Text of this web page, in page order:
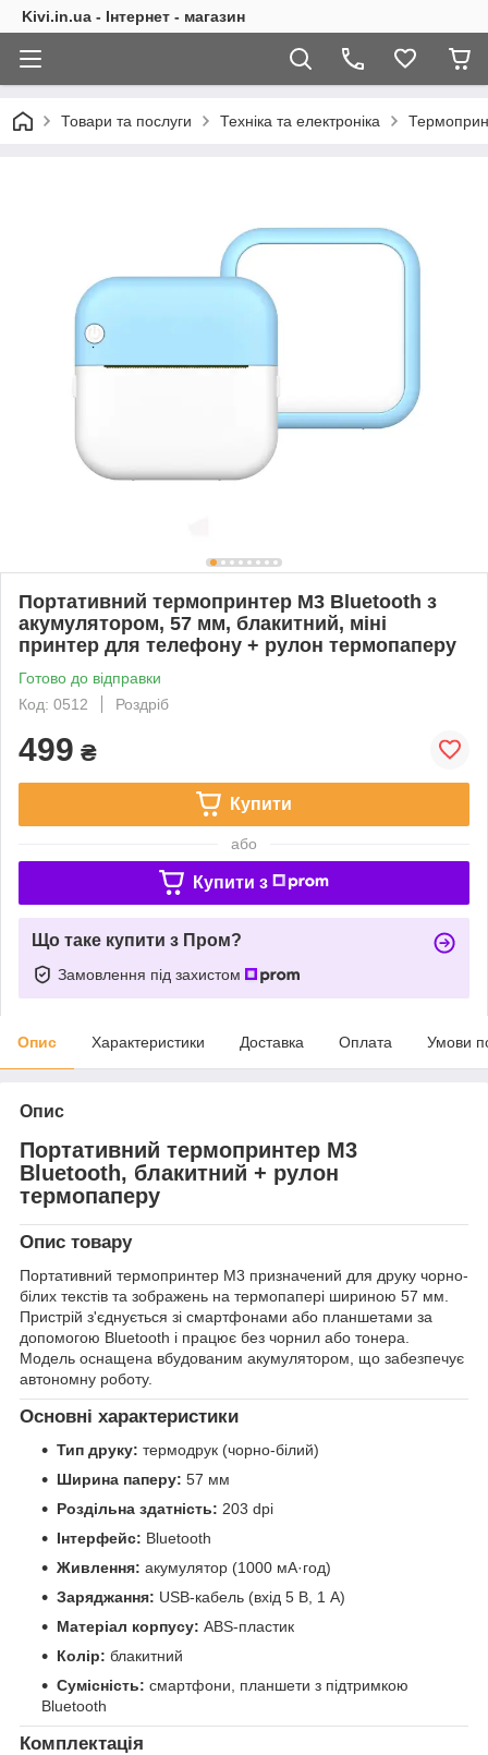
Kivi.in.ua - Інтернет - магазин
Товари та послуги Техніка та електроніка
Портативний термопринтер M3 Bluetooth з
акумулятором, 57 мм, блакитний, міні
принтер для телефону + рулон термопаперу
Готово до відправки
Код: 0512
Роздріб
499 ₴
Купити
або
Купити з
Що таке купити з Пром?
Замовлення під захистом
Опис Характеристики Доставка Оплата Умови
Опис
Портативний термопринтер M3
Bluetooth, блакитний + рулон
термопаперу
Опис товару
Портативний термопринтер M3 призначений для друку чорно-
білих текстів та зображень на термопапері шириною 57 мм.
Пристрій з'єднується зі смартфонами або планшетами за
допомогою Bluetooth і працює без чорнил або тонера.
Модель оснащена вбудованим акумулятором, що забезпечує
автономну роботу.
Основні характеристики
Тип друку: термодрук (чорно-білий)
Ширина паперу: 57 мм
Роздільна здатність: 203 dpi
Інтерфейс: Bluetooth
Живлення: акумулятор (1000 мА·год)
Заряджання: USB-кабель (вхід 5 В, 1 А)
Матеріал корпусу: ABS-пластик
Колір: блакитний
Сумісність: смартфони, планшети з підтримкою
Bluetooth
Комплектація